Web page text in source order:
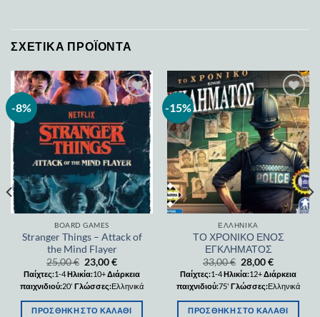
ΣΧΕΤΙΚΆ ΠΡΟΪΌΝΤΑ
-8%
Add to
BOARD GAMES
Stranger Things – Attack of
the Mind Flayer
25,00€ 23,00€
Παίχτες:1-4Ηλικία:10+Διάρκεια
παιχνιδιού:20' Γλώσσες:Ελληνικά
ΠΡΟΣΘΉΚΗ ΣΤΟ ΚΑΛΆΘΙ
-15%
Add to
wishlist
ΕΛΛΗΝΙΚΆ
ΤΟ ΧΡΟΝΙΚΟ ΕΝΟΣ
ΕΓΚΛΗΜΑΤΟΣ
33,00€ 28,00€
Παίχτες:1-4Ηλικία:12+Διάρκεια
παιχνιδιού:75' Γλώσσες:Ελληνικά
ΠΡΟΣΘΉΚΗ ΣΤΟ ΚΑΛΆΘΙ